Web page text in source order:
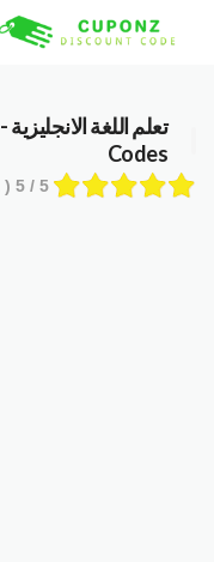
تعلم اللغة الانجليزية - AZ ENGLISH
Codes
5
/ 5 (